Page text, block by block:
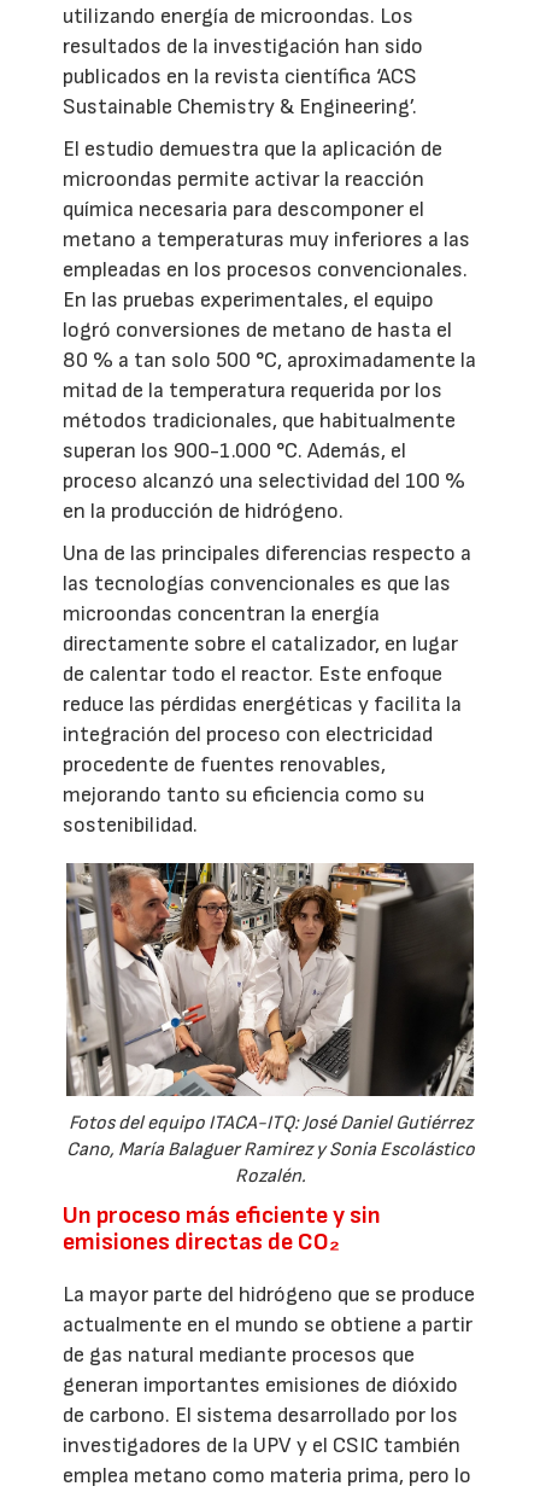
utilizando energía de microondas. Los
resultados de la investigación han sido
publicados en la revista científica ‘ACS
Sustainable Chemistry & Engineering’.
El estudio demuestra que la aplicación de
microondas permite activar la reacción
química necesaria para descomponer el
metano a temperaturas muy inferiores a las
empleadas en los procesos convencionales.
En las pruebas experimentales, el equipo
logró conversiones de metano de hasta el
80 % a tan solo 500 °C, aproximadamente la
mitad de la temperatura requerida por los
métodos tradicionales, que habitualmente
superan los 900-1.000 °C. Además, el
proceso alcanzó una selectividad del 100 %
en la producción de hidrógeno.
Una de las principales diferencias respecto a
las tecnologías convencionales es que las
microondas concentran la energía
directamente sobre el catalizador, en lugar
de calentar todo el reactor. Este enfoque
reduce las pérdidas energéticas y facilita la
integración del proceso con electricidad
procedente de fuentes renovables,
mejorando tanto su eficiencia como su
sostenibilidad.
Fotos del equipo ITACA-ITQ: José Daniel Gutiérrez
Cano, María Balaguer Ramirez y Sonia Escolástico
Rozalén.
Un proceso más eficiente y sin
emisiones directas de CO₂
La mayor parte del hidrógeno que se produce
actualmente en el mundo se obtiene a partir
de gas natural mediante procesos que
generan importantes emisiones de dióxido
de carbono. El sistema desarrollado por los
investigadores de la UPV y el CSIC también
emplea metano como materia prima, pero lo